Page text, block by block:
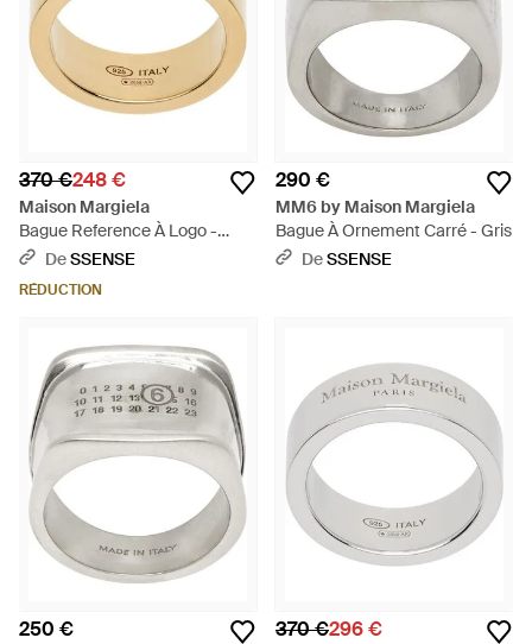
370 €248 €
Maison Margiela
Bague Reference À Logo -
Métallisé
DeSSENSE
RÉDUCTION
290 €
MM6 by Maison Margiela
Bague À Ornement Carré - Gris
DeSSENSE
250 € 370 €296 €